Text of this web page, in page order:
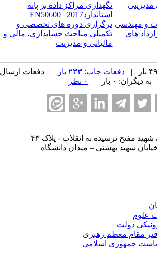
نگهداری مراکز داده بر پایه
استانداردEN50600 _2017
و مهندسی
های
برگزاری دوره های تخصصی و
تکمیلی مباحث حسابداری، مالی و
مالیاتی و مدیریت
دفعات چاپ: ۲۳۳ بار
| دفعات ارسال
به دیگران: ۰ بار |
مفتح نرسیده به انقلاب - پلاک ۴۳
شهید بهشتی – میدان دانشگاه
علوم
دولت
مقام معظم رهبری
جمهوری اسلامی